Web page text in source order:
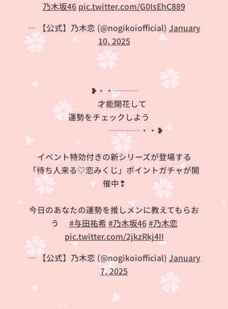
乃木坂46 pic.twitter.com/G0IsEhC889
— 【公式】乃木恋 (@nogikoiofficial) January
10, 2025
❥・・┈┈┈
才能開花して
運勢をチェックしよう✨
┈┈┈┈・・❥
イベント特効付きの新シリーズが登場する
「待ち人来る♡恋みくじ」ポイントガチャが開
催中❢
今日のあなたの運勢を推しメンに教えてもらお
う🎶 #与田祐希 #乃木坂46#乃木恋
pic.twitter.com/2jkzRkj4II
— 【公式】乃木恋 (@nogikoiofficial) January
7, 2025